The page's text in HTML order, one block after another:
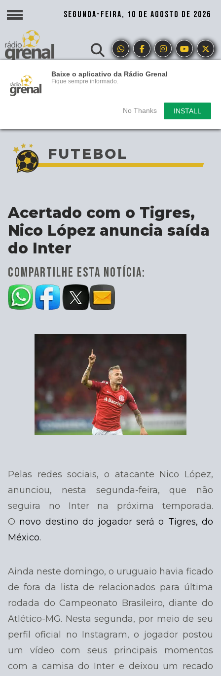
Baixe o aplicativo da Rádio Grenal
Fique sempre informado.
No Thanks INSTALL
SEGUNDA-FEIRA, 10 DE AGOSTO DE 2026
FUTEBOL
Acertado com o Tigres,
Nico López anuncia saída
do Inter
COMPARTILHE ESTA NOTÍCIA:
Pelas redes sociais, o atacante Nico López,
anunciou, nesta segunda-feira, que não
seguira no Inter na próxima temporada.
O novo destino do jogador será o Tigres, do
México.
Ainda neste domingo, o uruguaio havia ficado
de fora da lista de relacionados para última
rodada do Campeonato Brasileiro, diante do
Atlético-MG. Nesta segunda, por meio de seu
perfil oficial no Instagram, o jogador postou
um vídeo com seus principais momentos
com a camisa do Inter e deixou um recado